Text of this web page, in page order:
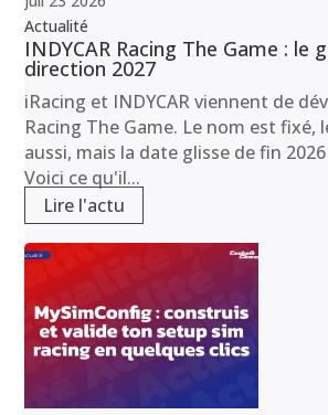
Actualité
INDYCAR Racing The Game : le
direction 2027
iRacing et INDYCAR viennent de
Racing The Game. Le nom est fixé,
aussi, mais la date glisse de fin
Voici ce qu'il...
Lire l'actu